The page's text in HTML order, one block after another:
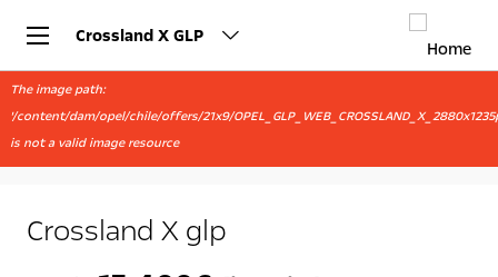
Crossland X GLP
The image path:
'/content/dam/opel/chile/offers/21x9/
is not a valid image resource
Crossland X glp